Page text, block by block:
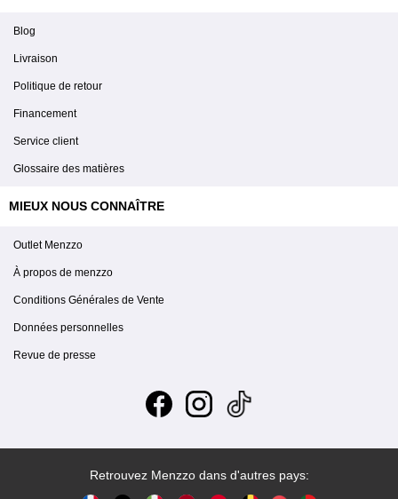
Blog
Livraison
Politique de retour
Financement
Service client
Glossaire des matières
MIEUX NOUS CONNAÎTRE
Outlet Menzzo
À propos de menzzo
Conditions Générales de Vente
Données personnelles
Revue de presse
Retrouvez Menzzo dans d'autres pays: